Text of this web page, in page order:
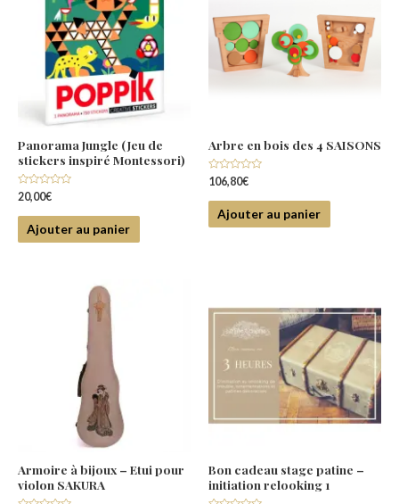
Panorama Jungle (Jeu de
stickers inspiré Montessori)
Note
0
sur
20,00€
Ajouter au panier
Arbre en bois des 4 SAISONS
Note
0
sur
106,80€
Ajouter au panier
Armoire à bijoux – Etui pour
violon SAKURA
Bon cadeau stage patine –
initiation relooking 1